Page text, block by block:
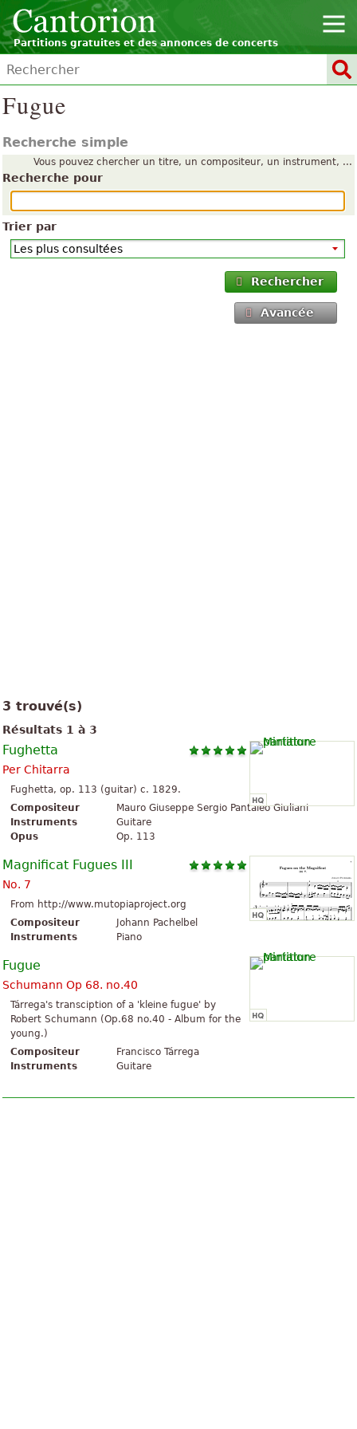
Partitions gratuites et des annonces de concerts
Fugue
Recherche simple
Vous pouvez chercher un titre, un compositeur, un instrument, ...
Recherche pour
Trier par
Rechercher
Avancée
3 trouvé(s)
Résultats 1 à 3
Fughetta
Per Chitarra
Fughetta, op. 113 (guitar) c. 1829.
Compositeur
Mauro Giuseppe Sergio Pantaleo Giuliani
Instruments
Guitare
Opus
Op. 113
Magnificat Fugues III
No. 7
From http://www.mutopiaproject.org
Compositeur
Johann Pachelbel
Instruments
Piano
Fugue
Schumann Op 68. no.40
Tárrega's transciption of a 'kleine fugue' by
Robert Schumann (Op.68 no.40 - Album for the
young.)
Compositeur
Francisco Tárrega
Instruments
Guitare